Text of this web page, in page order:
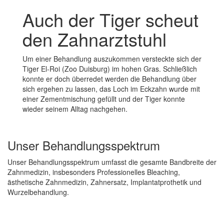
Auch der Tiger scheut
den Zahnarztstuhl
Um einer Behandlung auszukommen versteckte sich der
Tiger El-Roi (Zoo Duisburg) im hohen Gras. Schließlich
konnte er doch überredet werden die Behandlung über
sich ergehen zu lassen, das Loch im Eckzahn wurde mit
einer Zementmischung gefüllt und der Tiger konnte
wieder seinem Alltag nachgehen.
Unser Behandlungsspektrum
Unser Behandlungsspektrum umfasst die gesamte Bandbreite der
Zahnmedizin, insbesonders Professionelles Bleaching,
ästhetische Zahnmedizin, Zahnersatz, Implantatprothetik und
Wurzelbehandlung.